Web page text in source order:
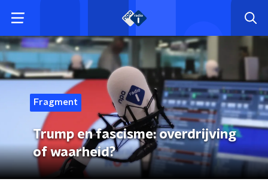
Fragment
Trump en fascisme: overdrijving
of waarheid?